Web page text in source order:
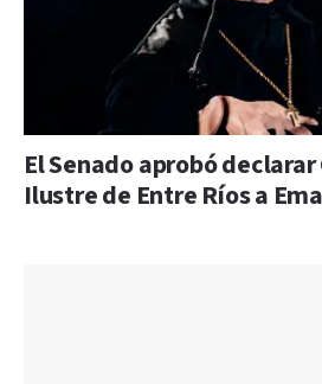
El Senado aprobó
Ilustre de Entre Ríos a